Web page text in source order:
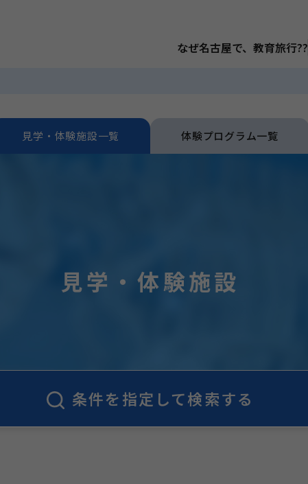
なぜ名古屋で、教育旅行??
見学・体験施設一覧 体験プログラム一覧
見学・体験施設
条件を指定して検索する